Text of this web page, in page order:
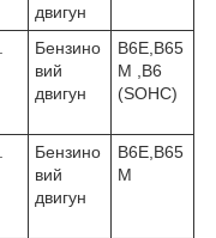
двигун
Бензино
вий
двигун
B6E,B65
M ,B6
(SOHC)
Бензино
вий
двигун
B6E,B65
M